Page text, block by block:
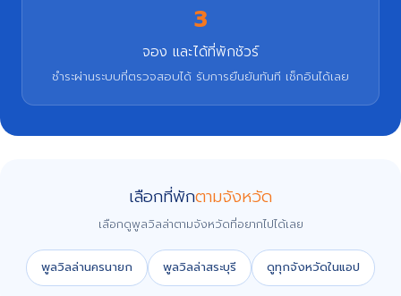
3
จอง และได้ที่พักชัวร์
ชำระผ่านระบบที่ตรวจสอบได้ รับการยืนยันทันที เช็กอินได้เลย
เลือกที่พักตามจังหวัด
เลือกดูพูลวิลล่าตามจังหวัดที่อยากไปได้เลย
พูลวิลล่านครนายก พูลวิลล่าสระบุรี ดูทุกจังหวัดในแอป